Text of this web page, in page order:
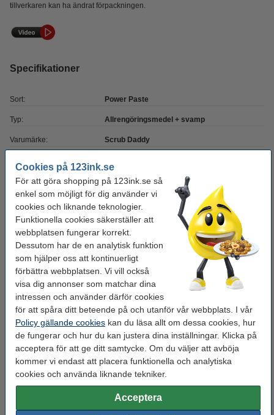
Cookies på 123ink.se
För att göra shopping på 123ink.se så
enkel som möjligt för dig använder vi
cookies och liknande teknologier.
Funktionella cookies säkerställer att
webbplatsen fungerar korrekt.
Dessutom har de en analytisk funktion
som hjälper oss att kontinuerligt
förbättra webbplatsen. Vi vill också
visa dig annonser som matchar dina
intressen och använder därför cookies
för att spåra ditt beteende på och utanför vår webbplats. I vår
Policy gällande cookies kan du läsa allt om dessa cookies, hur
de fungerar och hur du kan justera dina inställningar. Klicka på
acceptera för att ge ditt samtycke. Om du väljer att avböja
kommer vi endast att placera funktionella och analytiska
cookies och använda liknande tekniker.
Acceptera
tillverkaren kan ha ändrat förpackningen.
Specifikationer
Sort: Power Paste
Typ: Allrengöringsmedel + svamp
Varumärke: Scrub Daddy
Behöver du fler?
Köp3stför endast
295 kr
Glöm inte att beställa!
Scrub Daddy Original svamp
39 kr
Scrub Mommy svamp lila